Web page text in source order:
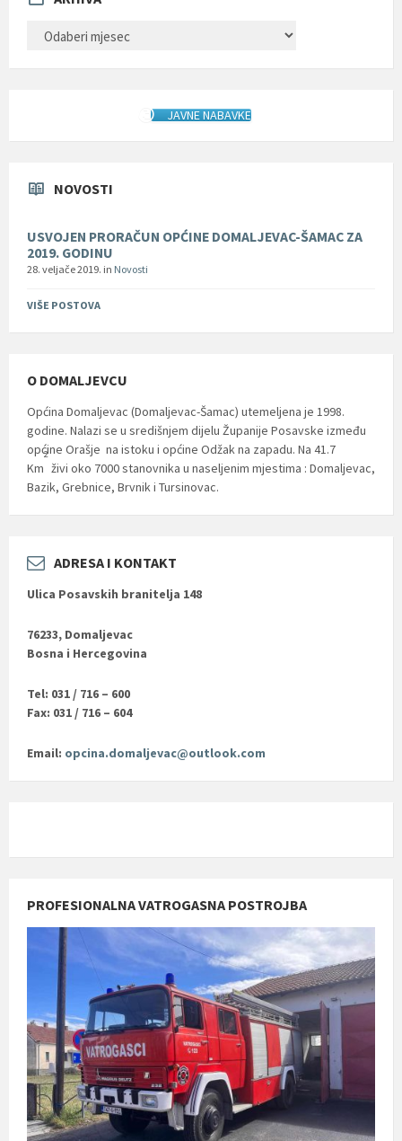
JAVNE NABAVKE
NOVOSTI
USVOJEN PRORAČUN OPĆINE DOMALJEVAC-ŠAMAC ZA
2019. GODINU
28. veljače 2019. in Novosti
VIŠE POSTOVA
O DOMALJEVCU
Općina Domaljevac (Domaljevac-Šamac) utemeljena je 1998.
godine. Nalazi se u središnjem dijelu Županije Posavske između
općine Orašje na istoku i općine Odžak na zapadu. Na 41.7
Km
2
živi oko 7000 stanovnika u naseljenim mjestima : Domaljevac,
Bazik, Grebnice, Brvnik i Tursinovac.
ADRESA I KONTAKT
Ulica Posavskih branitelja 148
76233, Domaljevac
Bosna i Hercegovina
Tel: 031 / 716 – 600
Fax: 031 / 716 – 604
Email: opcina.domaljevac@outlook.com
PROFESIONALNA VATROGASNA POSTROJBA